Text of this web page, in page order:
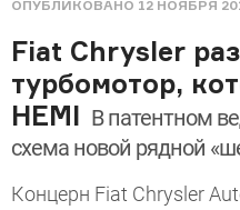
ОПУБЛИКОВАНО 12 НОЯБРЯ
Fiat Chrysler
турбомотор,
HEMI В патентном
схема новой рядной
Концерн Fiat Chrysler